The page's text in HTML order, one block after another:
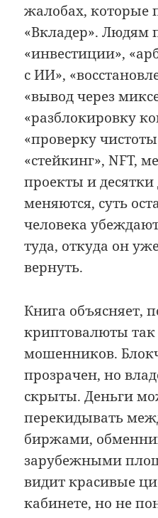
жалобах, которые
«Вкладер». Людям
«инвестиции»,
с ИИ»,
«вывод через
«разблокировку
«проверку
«стейкинг», NFT,
проекты и десятки
меняются, суть
человека
туда, откуда он
вернуть.
Книга объясняет,
криптовалюты
мошенников.
прозрачен, но
скрыты. Деньги
перекидывать
биржами,
зарубежными
видит красивые
кабинете, но не